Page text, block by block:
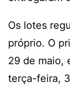
Os lotes
próprio. O
29 de maio,
terça-feira,